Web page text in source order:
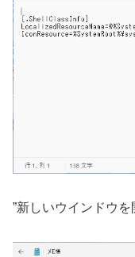
”新しいウインドウを